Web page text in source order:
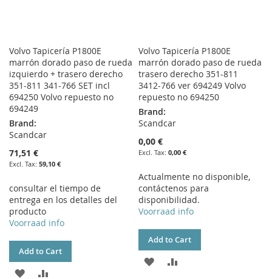
Volvo Tapicería P1800E
marrón dorado paso de rueda
izquierdo + trasero derecho
351-811 341-766 SET incl
694250 Volvo repuesto no
694249
Brand:
Scandcar
71,51 €
59,10 €
consultar el tiempo de
entrega en los detalles del
producto
Voorraad info
Add to Cart
ADD
Volvo Tapicería P1800E
marrón dorado paso de rueda
trasero derecho 351-811
3412-766 ver 694249 Volvo
repuesto no 694250
Brand:
Scandcar
0,00 €
0,00 €
Actualmente no disponible,
contáctenos para
disponibilidad.
Voorraad info
Add to Cart
ADD